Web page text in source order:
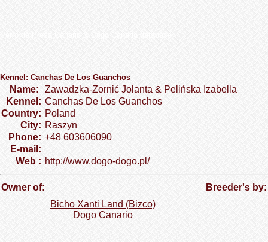
Kennel: Canchas De Los Guanchos
Name:
Zawadzka-Zornić Jolanta & Pelińska Izabella
Kennel: Canchas De Los Guanchos
Country: Poland
City: Raszyn
Phone: +48 603606090
E-mail:
Web : http://www.dogo-dogo.pl/
Owner of:
Bicho Xanti Land (Bizco)
Dogo Сanario
Breeder's by: